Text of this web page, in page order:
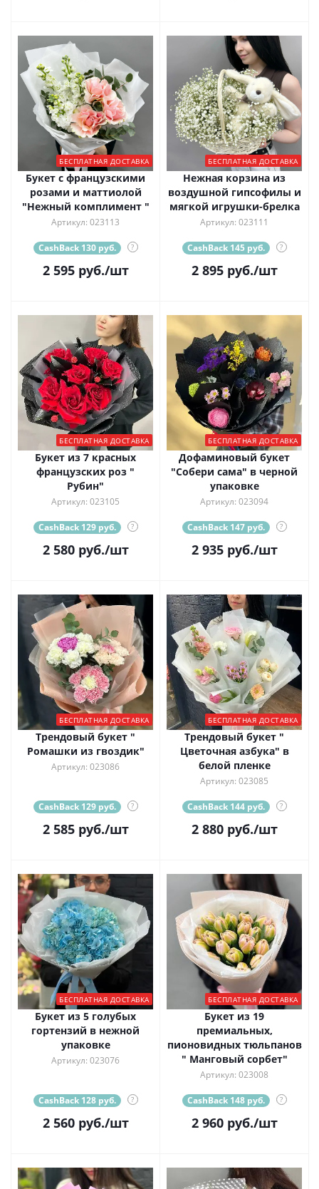
БЕСПЛАТНАЯ ДОСТАВКА
Букет с французскими
розами и маттиолой
"Нежный комплимент "
Артикул: 023113
CashBack 130 руб. ?
2 595руб./шт
БЕСПЛАТНАЯ ДОСТАВКА
Нежная корзина из
воздушной гипсофилы и
мягкой игрушки-брелка
Артикул: 023111
CashBack 145 руб. ?
2 895руб./шт
БЕСПЛАТНАЯ ДОСТАВКА
Букет из 7 красных
французских роз "
Рубин"
Артикул: 023105
CashBack 129 руб. ?
2 580руб./шт
БЕСПЛАТНАЯ ДОСТАВКА
Дофаминовый букет
"Собери сама" в черной
упаковке
Артикул: 023094
CashBack 147 руб. ?
2 935руб./шт
БЕСПЛАТНАЯ ДОСТАВКА
Трендовый букет "
Ромашки из гвоздик"
Артикул: 023086
CashBack 129 руб. ?
2 585руб./шт
БЕСПЛАТНАЯ ДОСТАВКА
Трендовый букет "
Цветочная азбука" в
белой пленке
Артикул: 023085
CashBack 144 руб. ?
2 880руб./шт
БЕСПЛАТНАЯ ДОСТАВКА
Букет из 5 голубых
гортензий в нежной
упаковке
Артикул: 023076
CashBack 128 руб. ?
2 560руб./шт
БЕСПЛАТНАЯ ДОСТАВКА
Букет из 19
премиальных,
пионовидных тюльпанов
" Манговый сорбет"
Артикул: 023008
CashBack 148 руб. ?
2 960руб./шт